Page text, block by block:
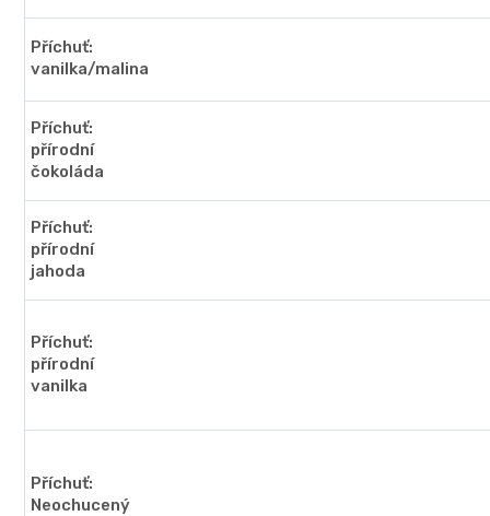
Příchuť:
vanilka/malina
Příchuť:
přírodní
čokoláda
Příchuť:
přírodní
jahoda
Příchuť:
přírodní
vanilka
Příchuť:
Neochucený